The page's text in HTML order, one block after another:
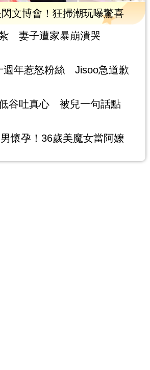
文博會！狂掃潮玩曝驚喜
妻子遭家暴崩潰哭
週年惹怒粉絲 Jisoo急道歉
谷吐真心 被兒一句話點
懷孕！36歲美魔女當阿嬤